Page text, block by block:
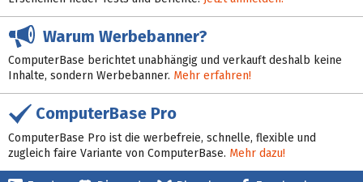
Warum Werbebanner?
ComputerBase berichtet unabhängig und verkauft deshalb keine
Inhalte, sondern Werbebanner. Mehr erfahren!
ComputerBase Pro
ComputerBase Pro ist die werbefreie, schnelle, flexible und
zugleich faire Variante von ComputerBase. Mehr dazu!